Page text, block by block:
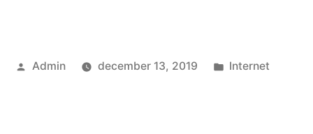
Szerző:
Admin december 13, 2019 Kategória:
Internet